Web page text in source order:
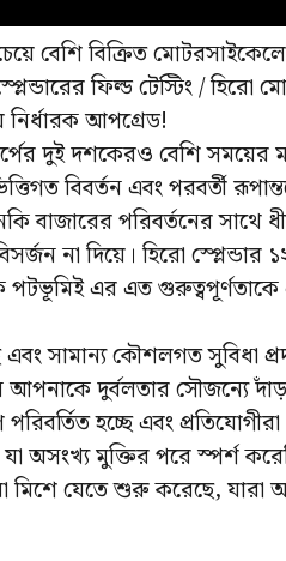
বেশি বিক্রিত
ফিল্ড টেস্টিং / হিরো
নির্ধারক আপগ্রেড!
দুই দশকেরও বেশি সময়ের
বিবর্তন এবং পরবর্তী
বাজারের পরিবর্তনের সাথে
না দিয়ে। হিরো স্প্লেন্ডার
এর এত গুরুত্বপূর্ণতাকে
এবং সামান্য কৌশলগত সুবিধা
আপনাকে দুর্বলতার সৌজন্যে
হচ্ছে এবং
অসংখ্য মুক্তির পরে স্পর্শ
মিশে যেতে শুরু করেছে,